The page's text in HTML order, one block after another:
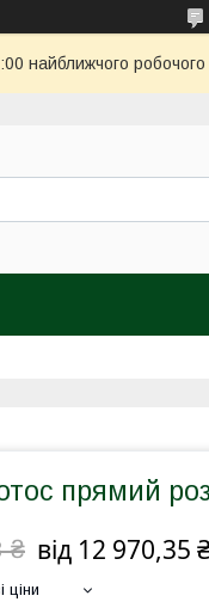
найближчого
прямий
₴ від 12 970,35
ціни